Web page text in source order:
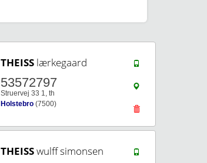
THEISS lærkegaard
53572797
Struervej 33 1, th
Holstebro (7500)
THEISSwulff simonsen